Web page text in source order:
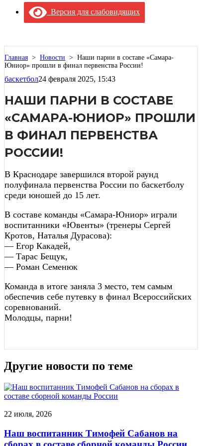
Версия для слабовидящих
Главная > Новости > Наши парни в составе «Самара-
Юниор» прошли в финал первенства России!
баскетбол24 февраля 2025, 15:43
НАШИ ПАРНИ В СОСТАВЕ
«САМАРА-ЮНИОР» ПРОШЛИ
В ФИНАЛ ПЕРВЕНСТВА
РОССИИ!
В Краснодаре завершился второй раунд
полуфинала первенства России по баскетболу
среди юношей до 15 лет.
В составе команды «Самара-Юниор» играли
воспитанники «Ювенты» (тренеры Сергей
Кротов, Наталья Дурасова):
— Егор Какадей,
— Тарас Бещук,
— Роман Семенюк
Команда в итоге заняла 3 место, тем самым
обеспечив себе путевку в финал Всероссийских
соревнований.
Молодцы, парни!
Другие новости по теме
22 июля, 2026
Наш воспитанник Тимофей Сабанов на